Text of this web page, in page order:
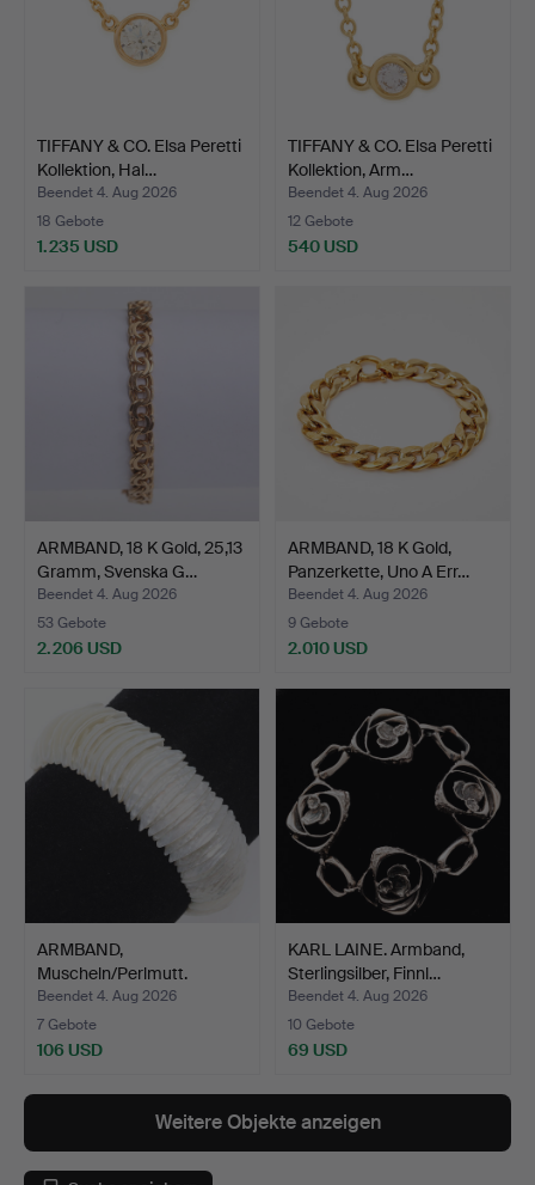
TIFFANY & CO. Elsa Peretti
Kollektion, Hal…
Beendet 4. Aug 2026
18 Gebote
1.235 USD
TIFFANY & CO. Elsa Peretti
Kollektion, Arm…
Beendet 4. Aug 2026
12 Gebote
540 USD
ARMBAND, 18 K Gold, 25,13
Gramm, Svenska G…
Beendet 4. Aug 2026
53 Gebote
2.206 USD
ARMBAND, 18 K Gold,
Panzerkette, Uno A Err…
Beendet 4. Aug 2026
9 Gebote
2.010 USD
ARMBAND,
Muscheln/Perlmutt.
Beendet 4. Aug 2026
7 Gebote
106 USD
KARL LAINE. Armband,
Sterlingsilber, Finnl…
Beendet 4. Aug 2026
10 Gebote
69 USD
Weitere Objekte anzeigen